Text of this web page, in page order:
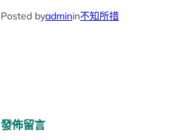
Posted byadminin不知所措
發佈留言